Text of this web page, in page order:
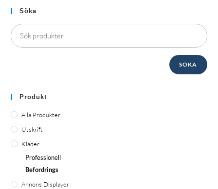
Söka
SÖKA
Produkt
Alla Produkter
Utskrift
Kläder
Professionell
Befordrings
Annons Displayer